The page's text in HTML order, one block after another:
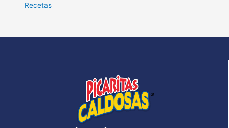
Recetas